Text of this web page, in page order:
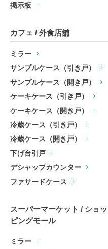
掲示板
カフェ / 外食店舖
ミラー
サンプルケース（引き戸）
サンプルケース（開き戸）
ケーキケース（引き戸）
ケーキケース（開き戸）
冷蔵ケース（引き戸）
冷蔵ケース（開き戸）
下げ台引戸
デシャップカウンター
ファサードケース
スーパーマーケット / ショッ
ピングモール
ミラー